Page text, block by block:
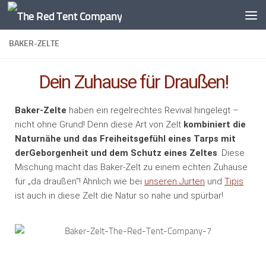
Zum Inhalt springen
BAKER-ZELTE
Dein Zuhause für Draußen!
Baker-Zelte haben ein regelrechtes Revival hingelegt –
nicht ohne Grund! Denn diese Art von Zelt kombiniert die
Naturnähe und das Freiheitsgefühl eines Tarps mit
derGeborgenheit und dem Schutz eines Zeltes. Diese
Mischung macht das Baker-Zelt zu einem echten Zuhause
für „da draußen“! Ähnlich wie bei unseren Jurten und Tipis
ist auch in diese Zelt die Natur so nahe und spürbar!